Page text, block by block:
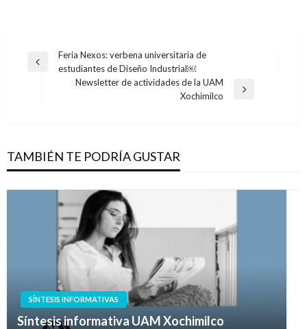
Navegación
Entrada
Feria Nexos: verbena universitaria de
estudiantes de Diseño Industrial￼
Newsletter de actividades de la UAM
Xochimilco
TAMBIÉN TE PODRÍA GUSTAR
SÍNTESIS INFORMATIVAS
Síntesis informativa UAM Xochimilco